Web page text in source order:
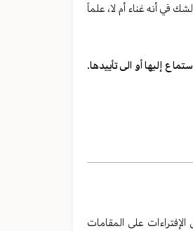
في أنه غناء أم لا، علماً
إليها أو الى تأييدها.
على المقامات